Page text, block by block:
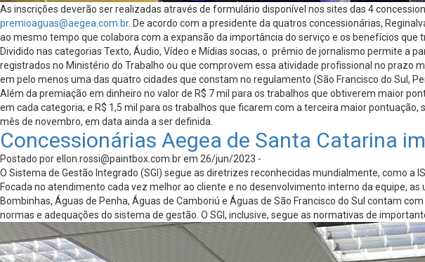
As inscrições deverão ser realizadas através de formulário disponível nos sites das 4
premioaguas@aegea.com.br. De acordo com a presidente da quatros concessionárias,
ao mesmo tempo que colabora com a expansão da importância do serviço e os benefícios que
Dividido nas categorias Texto, Áudio, Vídeo e Mídias socias, o prêmio de jornalismo permite a
registrados no Ministério do Trabalho ou que comprovem essa atividade profissional no
em pelo menos uma das quatro cidades que constam no regulamento (São Francisco do Sul,
Além da premiação em dinheiro no valor de R$ 7 mil para os trabalhos que obtiverem maior
em cada categoria; e R$ 1,5 mil para os trabalhos que ficarem com a terceira maior
mês de novembro, em data ainda a ser definida.
Concessionárias Aegea de Santa Catarina
Postado porellon.rossi@paintbox.com.brem 26/jun/2023 -
O Sistema de Gestão Integrado (SGI) segue as diretrizes reconhecidas mundialmente, como a
Focada no atendimento cada vez melhor ao cliente e no desenvolvimento interno da equipe,
Bombinhas, Águas de Penha, Águas de Camboriú e Águas de São Francisco do Sul contam
normas e adequações do sistema de gestão. O SGI, inclusive, segue as normativas de